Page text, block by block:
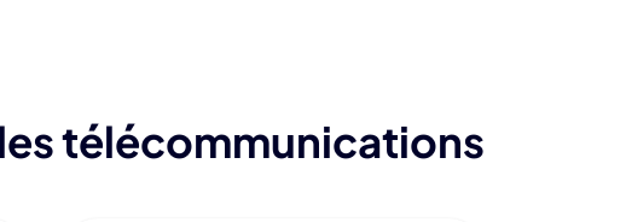
télécommunications